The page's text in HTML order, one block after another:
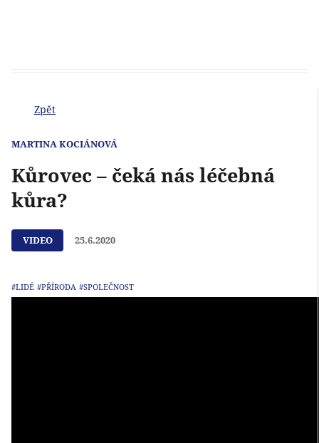
Zpět
MARTINA KOCIÁNOVÁ
Kůrovec – čeká nás léčebná
kůra?
VIDEO 25.6.2020
#LIDÉ #PŘÍRODA #SPOLEČNOST